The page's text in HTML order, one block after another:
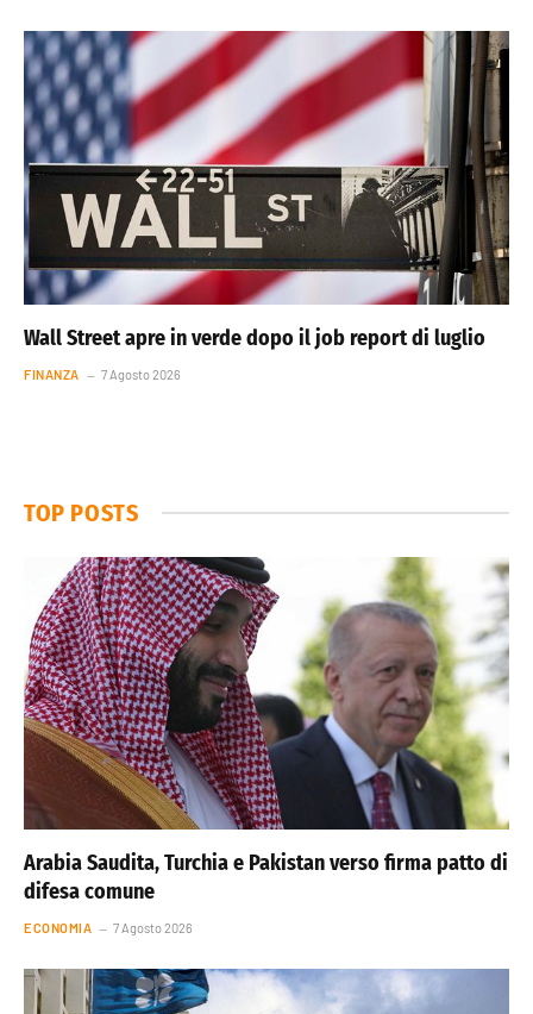
Wall Street apre in verde dopo il job report di luglio
FINANZA 7 Agosto 2026
TOP POSTS
Arabia Saudita, Turchia e Pakistan verso firma patto di
difesa comune
ECONOMIA 7 Agosto 2026